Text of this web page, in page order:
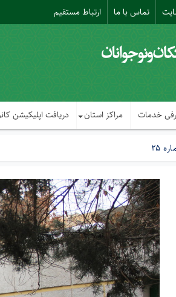
تماس با ما ارتباط مستقیم
خدمات مراکز استان دریافت اپلیکیشن
25